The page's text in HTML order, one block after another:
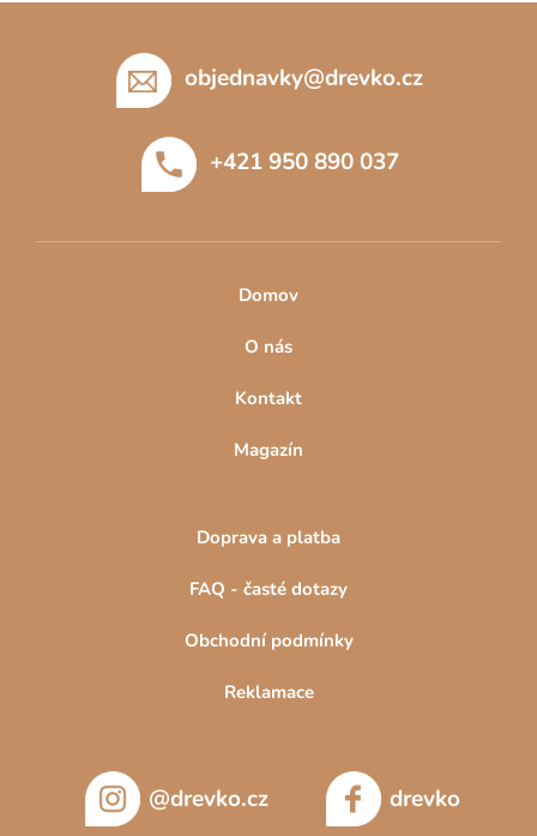
objednavky@drevko.cz
+421 950 890 037
Domov
O nás
Kontakt
Magazín
Doprava a platba
FAQ - časté dotazy
Obchodní podmínky
Reklamace
@drevko.cz drevko